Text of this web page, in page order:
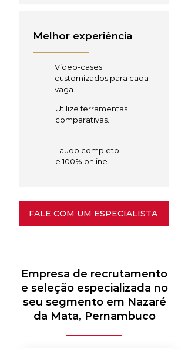
Melhor experiência
Video-cases
customizados para cada
vaga.
Utilize ferramentas
comparativas.
Laudo completo
e 100% online.
FALE COM UM ESPECIALISTA
Empresa de recrutamento
e seleção especializada no
seu segmento em Nazaré
da Mata, Pernambuco